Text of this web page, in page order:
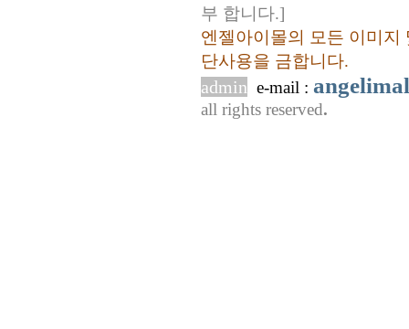
부 합니다.]
엔젤아이몰의 모든 이미지
단사용을 금합니다.
admin e-mail :
all rights reserved.